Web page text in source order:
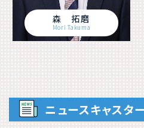
森 拓磨
Mori Takuma
ニュースキャスタ